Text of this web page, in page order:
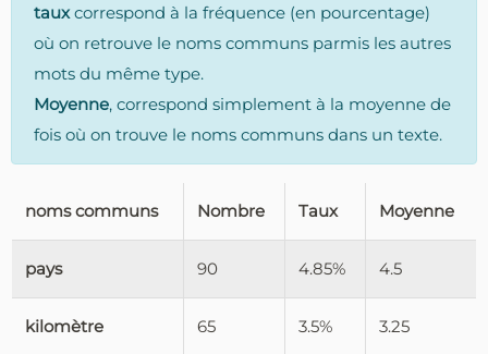
tauxcorrespond à la fréquence (en pourcentage)
où on retrouve le noms communs parmis les autres
mots du même type.
Moyenne, correspond simplement à la moyenne de
fois où on trouve le noms communs dans un texte.
noms communs Nombre Taux Moyenne
pays 90 4.85% 4.5
kilomètre 65 3.5% 3.25